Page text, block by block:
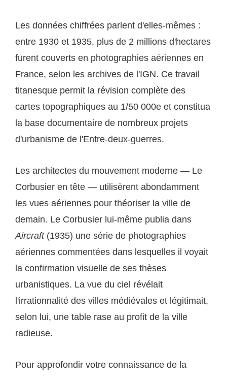
Les données chiffrées parlent d'elles-mêmes :
entre 1930 et 1935, plus de 2 millions d'hectares
furent couverts en photographies aériennes en
France, selon les archives de l'IGN. Ce travail
titanesque permit la révision complète des
cartes topographiques au 1/50 000e et constitua
la base documentaire de nombreux projets
d'urbanisme de l'Entre-deux-guerres.
Les architectes du mouvement moderne — Le
Corbusier en tête — utilisèrent abondamment
les vues aériennes pour théoriser la ville de
demain. Le Corbusier lui-même publia dans
Aircraft(1935) une série de photographies
aériennes commentées dans lesquelles il voyait
la confirmation visuelle de ses thèses
urbanistiques. La vue du ciel révélait
l'irrationnalité des villes médiévales et légitimait,
selon lui, une table rase au profit de la ville
radieuse.
Pour approfondir votre connaissance de la